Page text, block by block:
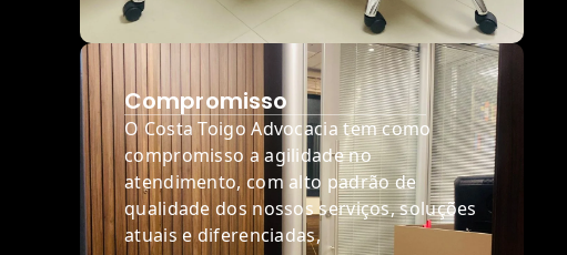
Compromisso
O Costa Toigo Advocacia tem como
compromisso a agilidade no
atendimento, com alto padrão de
qualidade dos nossos serviços, soluções
atuais e diferenciadas,